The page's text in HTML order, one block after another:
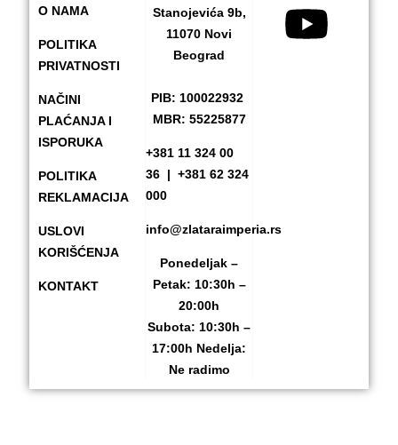
O NAMA
POLITIKA
PRIVATNOSTI
NAČINI
PLAĆANJA I
ISPORUKA
POLITIKA
REKLAMACIJA
USLOVI
KORIŠĆENJA
KONTAKT
Stanojevića 9b,
11070 Novi
Beograd
PIB: 100022932
MBR: 55225877
+381 11 324 00
36 |+381 62 324
000
info@zlataraimperia.rs
Ponedeljak –
Petak: 10:30h –
20:00h
Subota: 10:30h –
17:00h Nedelja:
Ne radimo